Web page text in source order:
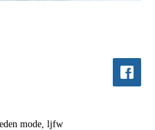
mode ljfw